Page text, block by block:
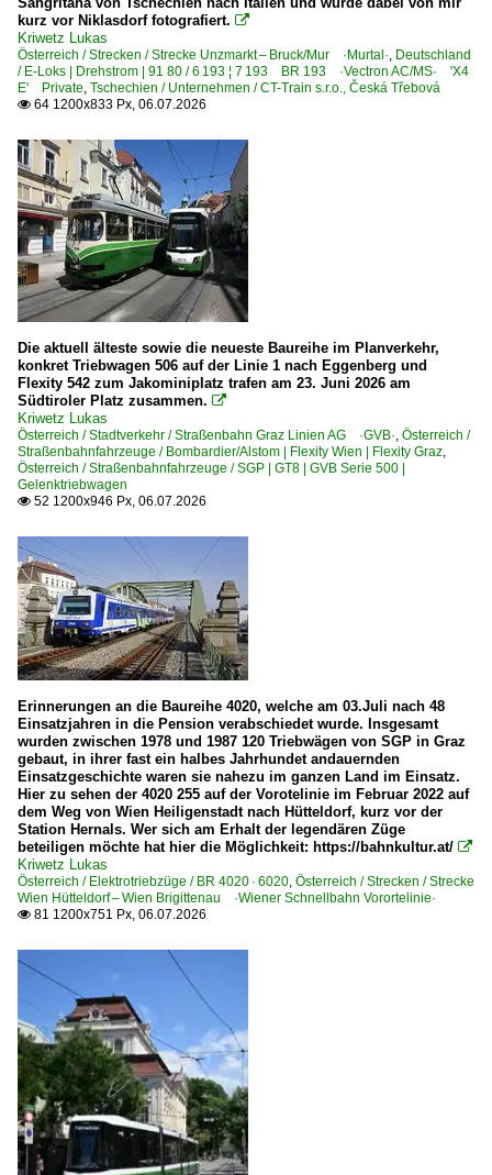
BR 2062 ·JW DH 400 B32·
BR 2067
BR 2068 ·JW B'B'-17· 'Flüsterlok'
BR 2111 · 2020 · StLB D4-6 ·D 110 BB·
BR 2143
BR 2151 · StLB D3 ·D 75 BB·
BR 2170 · DH 1700 ·G 1700-2 BB·
Dieselloks | Schmalspur
BR 2095 · SLB Vs 71–74
Duro Dakovic ·JW 600· ex JZ 740
Faur L45H
Dieseltriebzüge
BR 0643 ·Talent·
BR 5022 ·Desiro·
BR 5047 BVT 'Popscherl'
BR 5047 BVT Private
BR 5062 ·GTW 2/6·
BR 5070 · VT 70
BR 5081 · 6581 · 8081 ’Gummihund’, ’Fittipaldi’
BR 5145 · 5045 ’Blauer Blitz’
BR 5147
E-Loks
BR 1010
BR 1016 ·ES 64 U2· Taurus
BR 1016 ·ES 64 U2· Taurus Werbeloks
BR 1041
BR 1041 Private
BR 1042
BR 1044
BR 1063
kurz vor Niklasdorf fotografiert. 
Kriwetz Lukas
Österreich / Strecken / Strecke Unzmarkt – Bruck/Mur ·Murtal·, Deutschland
/ E-Loks | Drehstrom | 91 80 / 6 193 ¦ 7 193 BR 193 ·Vectron AC/MS· 'X4
E' Private, Tschechien / Unternehmen / CT-Train s.r.o., Česká Třebová
 64 1200x833 Px, 06.07.2026
Die aktuell älteste sowie die neueste Baureihe im Planverkehr,
konkret Triebwagen 506 auf der Linie 1 nach Eggenberg und
Flexity 542 zum Jakominiplatz trafen am 23. Juni 2026 am
Südtiroler Platz zusammen. 
Kriwetz Lukas
Österreich / Stadtverkehr / Straßenbahn Graz Linien AG ·GVB·, Österreich /
Straßenbahnfahrzeuge / Bombardier/Alstom | Flexity Wien | Flexity Graz,
Österreich / Straßenbahnfahrzeuge / SGP | GT8 | GVB Serie 500 |
Gelenktriebwagen
 52 1200x946 Px, 06.07.2026
Erinnerungen an die Baureihe 4020, welche am 03.Juli nach 48
Einsatzjahren in die Pension verabschiedet wurde. Insgesamt
wurden zwischen 1978 und 1987 120 Triebwägen von SGP in Graz
gebaut, in ihrer fast ein halbes Jahrhundet andauernden
Einsatzgeschichte waren sie nahezu im ganzen Land im Einsatz.
Hier zu sehen der 4020 255 auf der Vorotelinie im Februar 2022 auf
dem Weg von Wien Heiligenstadt nach Hütteldorf, kurz vor der
Station Hernals. Wer sich am Erhalt der legendären Züge
beteiligen möchte hat hier die Möglichkeit: https://bahnkultur.at/ 
Kriwetz Lukas
Österreich / Elektrotriebzüge / BR 4020 · 6020, Österreich / Strecken / Strecke
Wien Hütteldorf – Wien Brigittenau ·Wiener Schnellbahn Vorortelinie·
 81 1200x751 Px, 06.07.2026